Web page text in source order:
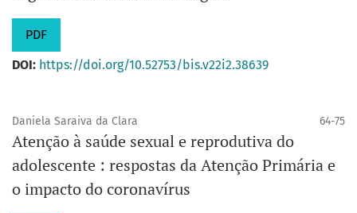
PDF
DOI: https://doi.org/10.52753/bis.v22i2.38639
Daniela Saraiva da Clara 64-75
Atenção à saúde sexual e reprodutiva do
adolescente : respostas da Atenção Primária e
o impacto do coronavírus